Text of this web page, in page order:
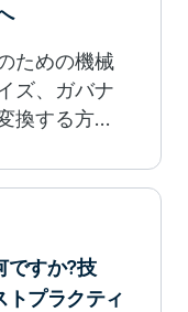
ための機械
ズ、ガバナ
換する方法
ですか?技
トプラクティ